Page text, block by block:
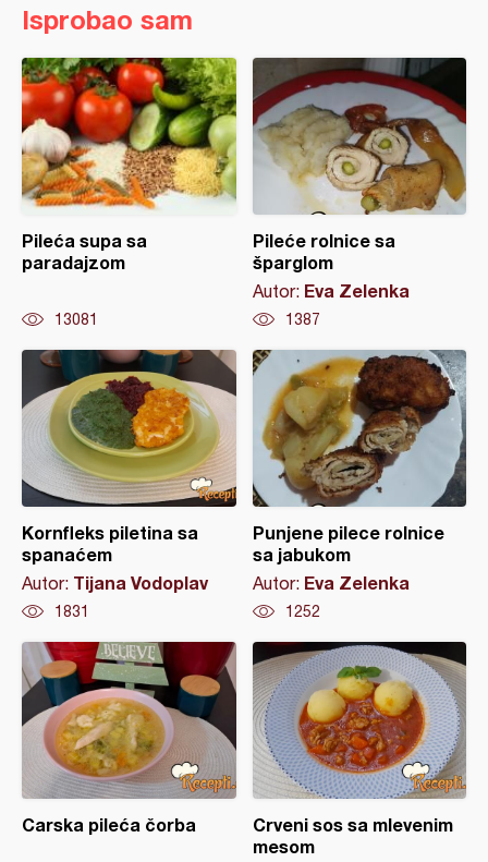
Isprobao sam
Pileća supa sa
paradajzom
13081
Pileće rolnice sa
šparglom
Autor: Eva Zelenka
1387
Kornfleks piletina sa
spanaćem
Autor: Tijana Vodoplav
1831
Punjene pilece rolnice
sa jabukom
Autor: Eva Zelenka
1252
Carska pileća čorba
Crveni sos sa mlevenim
mesom